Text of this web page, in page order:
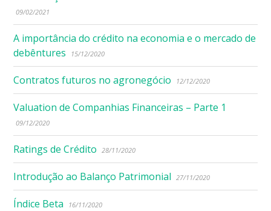
09/02/2021
A importância do crédito na economia e o mercado de
debêntures
15/12/2020
Contratos futuros no agronegócio 12/12/2020
Valuation de Companhias Financeiras – Parte 1
09/12/2020
Ratings de Crédito 28/11/2020
Introdução ao Balanço Patrimonial 27/11/2020
Índice Beta 16/11/2020